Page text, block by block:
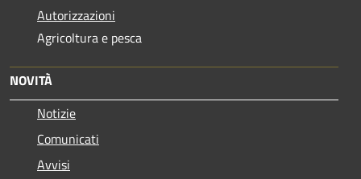
Autorizzazioni
Agricoltura e pesca
NOVITÀ
Notizie
Comunicati
Avvisi